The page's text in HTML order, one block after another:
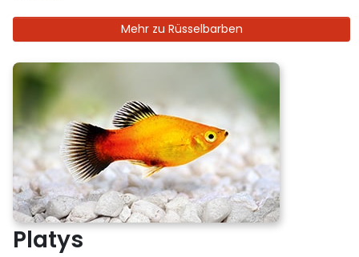
Mehr zu Rüsselbarben
Platys